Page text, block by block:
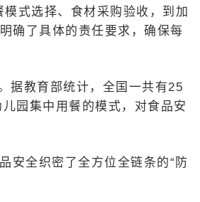
式选择、食材采购验收，到加
确了具体的责任要求，确保每
据教育部统计，全国一共有25
园集中用餐的模式，对食品安
安全织密了全方位全链条的“防